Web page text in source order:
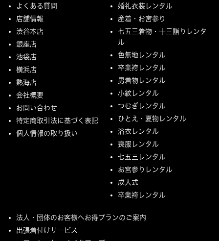
よくある質問
店舗情報
渋谷本店
銀座店
池袋店
横浜店
熱海店
会社概要
お問い合わせ
特定商取引法に基づく表記
個人情報の取り扱い
婚礼衣装レンタル
産着・お宮参り
七五三着物・十三詣りレンタ
ル
色無地レンタル
卒業袴レンタル
男着物レンタル
小紋レンタル
つむぎレンタル
ひとえ・夏物レンタル
浴衣レンタル
喪服レンタル
七五三レンタル
お宮参りレンタル
成人式
卒業袴レンタル
法人・団体のお客様へお得プランのご案内
出張着付けサービス